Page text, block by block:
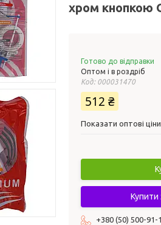
хром кнопкою
Готово до відправки
Оптом і в роздріб
Код: 000031470
512 ₴
Показати оптові ціни
Купити
+380 (50) 500-91-